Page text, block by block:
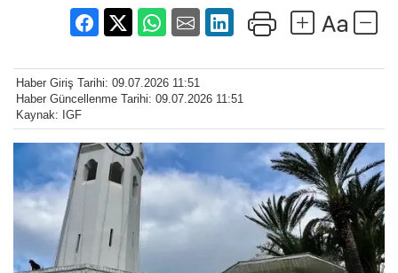
Haber Giriş Tarihi: 09.07.2026 11:51
Haber Güncellenme Tarihi: 09.07.2026 11:51
Kaynak: IGF